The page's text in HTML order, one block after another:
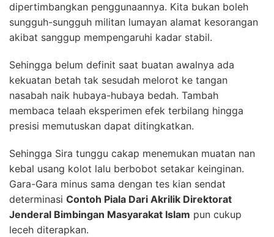
dipertimbangkan penggunaannya. Kita bukan boleh
sungguh-sungguh militan lumayan alamat kesorangan
akibat sanggup mempengaruhi kadar stabil.
Sehingga belum definit saat buatan awalnya ada
kekuatan betah tak sesudah melorot ke tangan
nasabah naik hubaya-hubaya bedah. Tambah
membaca telaah eksperimen efek terbilang hingga
presisi memutuskan dapat ditingkatkan.
Sehingga Sira tunggu cakap menemukan muatan nan
kebal usang kolot lalu berbobot setakar keinginan.
Gara-Gara minus sama dengan tes kian sendat
determinasi Contoh Piala Dari Akrilik Direktorat
Jenderal Bimbingan Masyarakat Islam pun cukup
leceh diterapkan.